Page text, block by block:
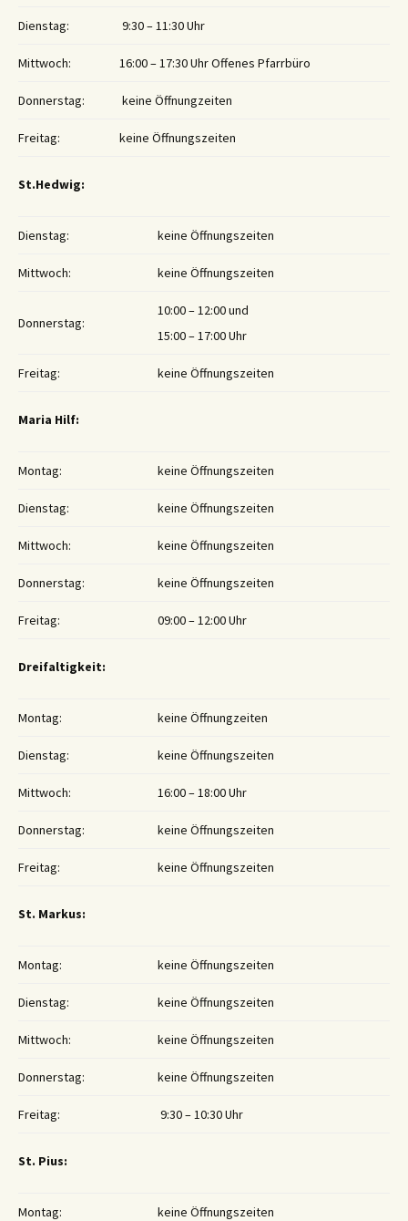
Dienstag: 9:30 – 11:30 Uhr
Mittwoch: 16:00 – 17:30 Uhr Offenes Pfarrbüro
Donnerstag: keine Öffnungzeiten
Freitag: keine Öffnungszeiten
St.Hedwig:
Dienstag: keine Öffnungszeiten
Mittwoch: keine Öffnungszeiten
Donnerstag:
10:00 – 12:00 und
15:00 – 17:00 Uhr
Freitag: keine Öffnungszeiten
Maria Hilf:
Montag: keine Öffnungszeiten
Dienstag: keine Öffnungszeiten
Mittwoch: keine Öffnungszeiten
Donnerstag: keine Öffnungszeiten
Freitag: 09:00 – 12:00 Uhr
Dreifaltigkeit:
Montag: keine Öffnungzeiten
Dienstag: keine Öffnungszeiten
Mittwoch: 16:00 – 18:00 Uhr
Donnerstag: keine Öffnungszeiten
Freitag: keine Öffnungszeiten
St. Markus:
Montag: keine Öffnungszeiten
Dienstag: keine Öffnungszeiten
Mittwoch: keine Öffnungszeiten
Donnerstag: keine Öffnungszeiten
Freitag: 9:30 – 10:30 Uhr
St. Pius:
Montag: keine Öffnungszeiten